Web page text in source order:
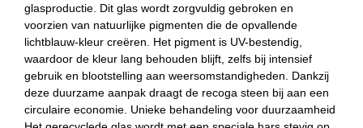
glasproductie. Dit glas wordt zorgvuldig gebroken en
voorzien van natuurlijke pigmenten die de opvallende
lichtblauw-kleur creëren. Het pigment is UV-bestendig,
waardoor de kleur lang behouden blijft, zelfs bij intensief
gebruik en blootstelling aan weersomstandigheden. Dankzij
deze duurzame aanpak draagt de recoga steen bij aan een
circulaire economie. Unieke behandeling voor duurzaamheid